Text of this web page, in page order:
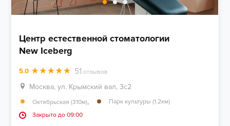
Центр естественной стоматологии
New Iceberg
5.0 51 отзывов
Москва, ул. Крымский вал, 3с2
Октябрьская (310м),
Парк культуры (1.2км)
Закрыто до 09:00